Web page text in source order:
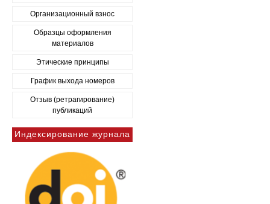
Организационный взнос
Образцы оформления
материалов
Этические принципы
График выхода номеров
Отзыв (ретрагирование)
публикаций
Индексирование журнала